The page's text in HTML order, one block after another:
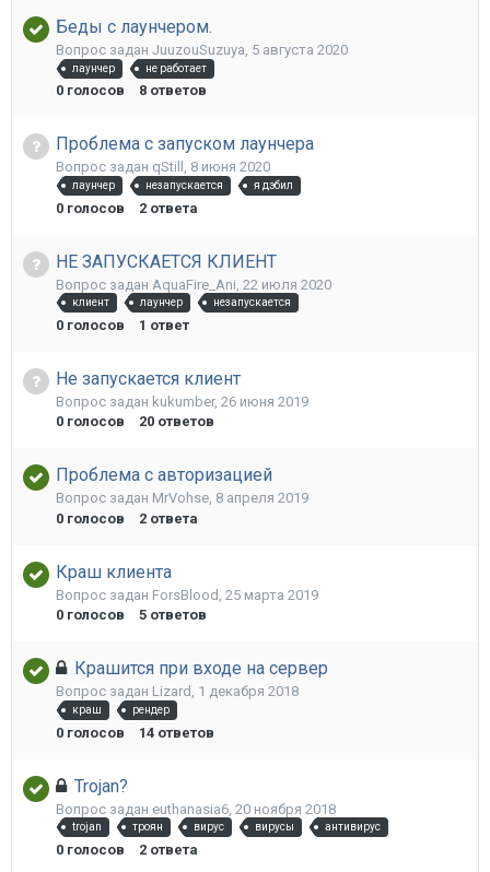
Беды с лаунчером.
Вопрос задан JuuzouSuzuya, 5 августа 2020
лаунчер не работает
0 голосов 8 ответов
Проблема с запуском лаунчера
Вопрос задан qStill , 8 июня 2020
лаунчер незапускается я дэбил
0 голосов 2 ответа
НЕ ЗАПУСКАЕТСЯ КЛИЕНТ
Вопрос задан AquaFire_Ani 22 июля 2020
клиент лаунчер незапускается
0 голосов 1 ответ
Не запускается клиент
Вопрос задан kukumber, 26 июня 2019
0 голосов 20 ответов
Проблема с авторизацией
Вопрос задан MrVohse, 8 апреля 2019
0 голосов 2 ответа
Краш клиента
Вопрос задан ForsBlood 25 марта 2019
0 голосов 5 ответов
Крашится при входе на сервер
Вопрос задан Lizard , 1 декабря 2018
краш рендер
0 голосов 14 ответов
Trojan?
Вопрос задан euthanasia6 20 ноября 2018
trojan троян вирус вирусы антивирус
0 голосов 2 ответа